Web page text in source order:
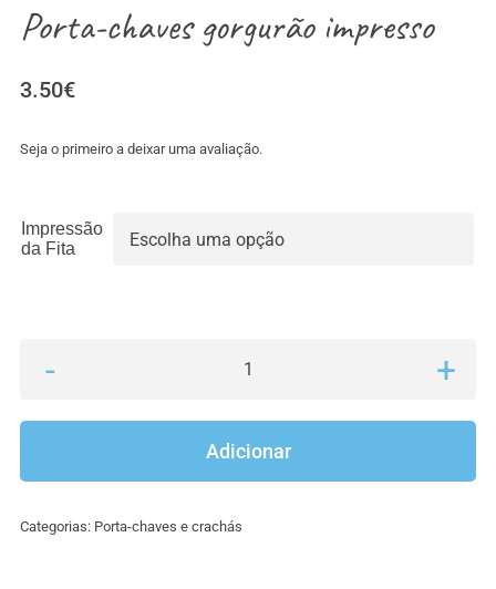
Porta-chaves gorgurão impresso
3.50€
Seja o primeiro a deixar uma avaliação.
Impressão
da Fita
Porta-
Adicionar
Categorias: Porta-chaves e crachás